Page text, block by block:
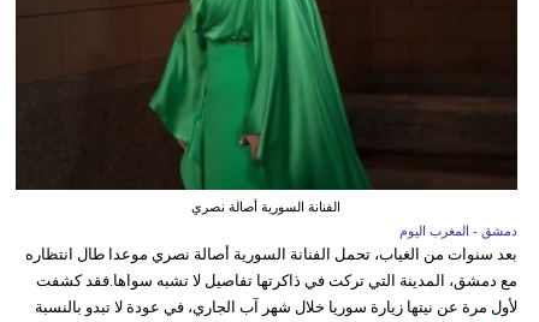
الفنانة السورية أصالة نصري
دمشق - المغرب اليوم
بعد سنوات من الغياب، تحمل الفنانة السورية أصالة نصري موعدا طال انتظاره
مع دمشق، المدينة التي تركت في ذاكرتها تفاصيل لا تشبه سواها.فقد كشفت
لأول مرة عن نيتها زيارة سوريا خلال شهر آب الجاري، في عودة لا تبدو بالنسبة